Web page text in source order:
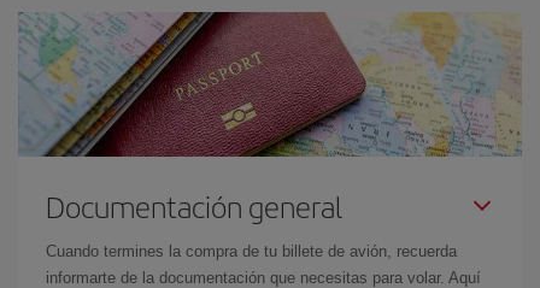
Documentación general
Cuando termines la compra de tu billete de avión, recuerda
informarte de la documentación que necesitas para volar. Aquí